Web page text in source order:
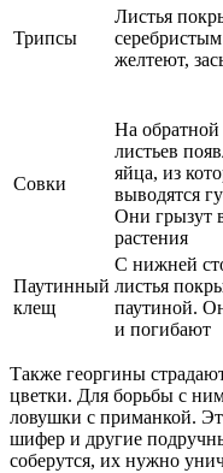
Трипсы
Листья
желтеют,
Совки
На обратной
листьев
яйца, из
выводятся
Они грызут
растения
Паутинный
клещ
С нижней
листья
паутиной.
и погибают
Также георгины
цветки. Для борьбы с
ловушки с приманкой.
шифер и другие
соберутся, их нужно